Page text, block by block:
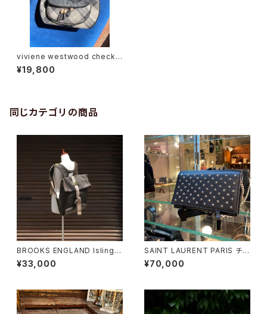
viviene westwood check h
and bag
¥19,800
同じカテゴリの商品
BROOKS ENGLAND Islingto
n Rucksack
¥33,000
SAINT LAURENT PARIS チェ
ーンショルダーウォレット
¥70,000